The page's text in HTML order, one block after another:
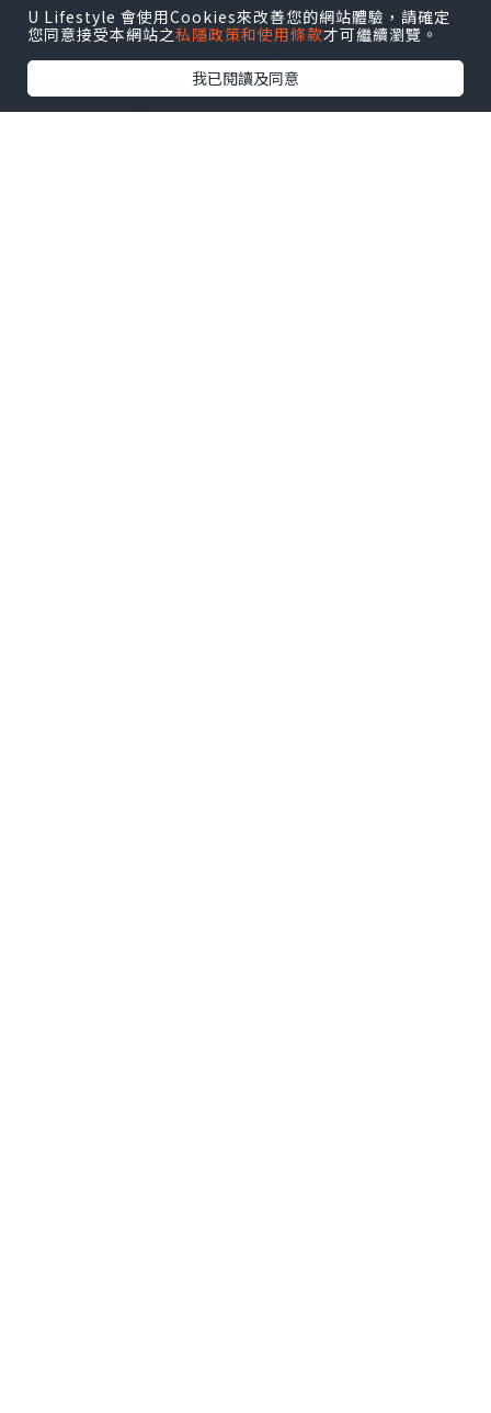
颳風後鹿兒島中央車站前的大街
U Lifestyle 會使用Cookies來改善您的網站體驗，請確定
您同意接受本網站之私隱政策和使用條款才可繼續瀏覽。
我已閱讀及同意